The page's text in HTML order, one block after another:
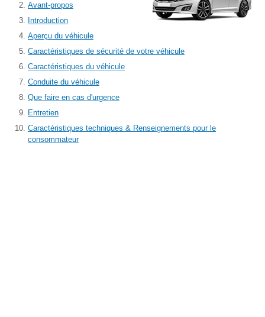
Avant-propos
Introduction
Aperçu du véhicule
Caractéristiques de sécurité de votre véhicule
Caractéristiques du véhicule
Conduite du véhicule
Que faire en cas d'urgence
Entretien
Caractéristiques techniques & Renseignements pour le
consommateur